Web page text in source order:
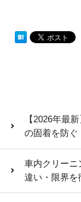
【2026年最
の固着を防ぐ
車内クリーニ
違い・限界を